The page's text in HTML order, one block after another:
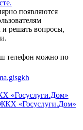
появляются
и решать вопросы,
телефон можно по
«Госуслуги.Дом»